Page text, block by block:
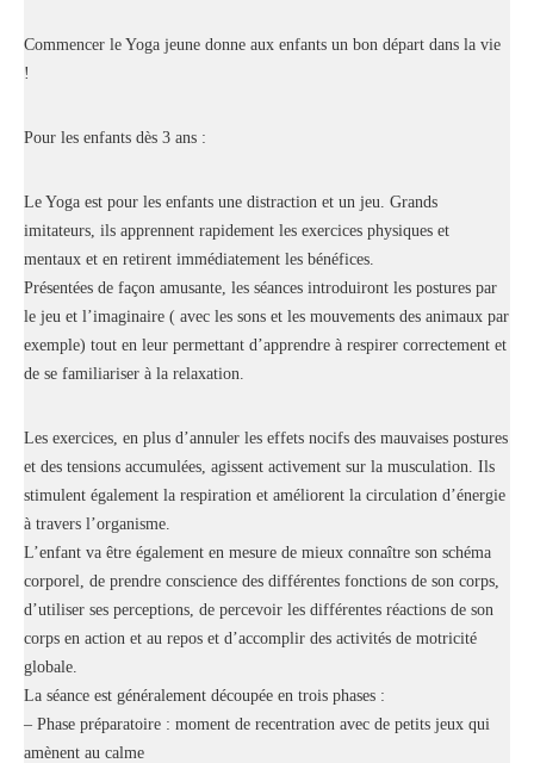
Commencer le Yoga jeune donne aux enfants un bon départ dans la vie
!
Pour les enfants dès 3 ans :
Le Yoga est pour les enfants une distraction et un jeu. Grands
imitateurs, ils apprennent rapidement les exercices physiques et
mentaux et en retirent immédiatement les bénéfices.
Présentées de façon amusante, les séances introduiront les postures par
le jeu et l’imaginaire ( avec les sons et les mouvements des animaux par
exemple) tout en leur permettant d’apprendre à respirer correctement et
de se familiariser à la relaxation.
Les exercices, en plus d’annuler les effets nocifs des mauvaises postures
et des tensions accumulées, agissent activement sur la musculation. Ils
stimulent également la respiration et améliorent la circulation d’énergie
à travers l’organisme.
L’enfant va être également en mesure de mieux connaître son schéma
corporel, de prendre conscience des différentes fonctions de son corps,
d’utiliser ses perceptions, de percevoir les différentes réactions de son
corps en action et au repos et d’accomplir des activités de motricité
globale.
La séance est généralement découpée en trois phases :
– Phase préparatoire : moment de recentration avec de petits jeux qui
amènent au calme